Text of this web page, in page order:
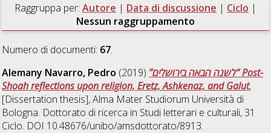
Raggruppa per: Autore | Data di discussione | Ciclo |
Nessun raggruppamento
Numero di documenti: 67.
Alemany Navarro, Pedro (2019) ”לשנה הבאה בירושלים“ Post-
Shoah reflections upon religion, Eretz, Ashkenaz, and Galut,
[Dissertation thesis], Alma Mater Studiorum Università di
Bologna. Dottorato di ricerca in Studi letterari e culturali, 31
Ciclo. DOI 10.48676/unibo/amsdottorato/8913.